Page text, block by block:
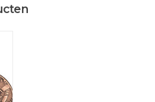
zijde (zelf plakken)